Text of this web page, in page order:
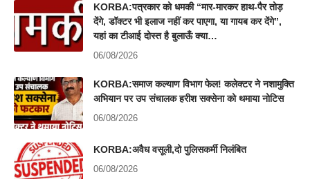
KORBA:पत्रकार को धमकी “मार-मारकर हाथ-पैर तोड़
देंगे, डॉक्टर भी इलाज नहीं कर पाएगा, या गायब कर देंगे”,
यहां का टीआई दोस्त है बुलाऊँ क्या…
06/08/2026
KORBA:समाज कल्याण विभाग फेल! कलेक्टर ने नशामुक्ति
अभियान पर उप संचालक हरीश सक्सेना को थमाया नोटिस
06/08/2026
KORBA:अवैध वसूली,दो पुलिसकर्मी निलंबित
06/08/2026